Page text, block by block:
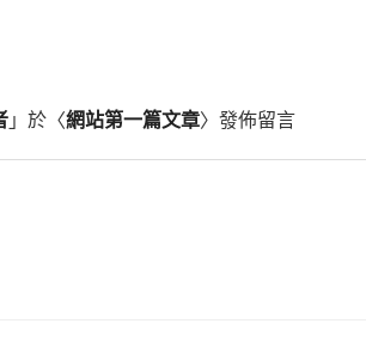
」於〈網站第一篇文章〉發佈留言